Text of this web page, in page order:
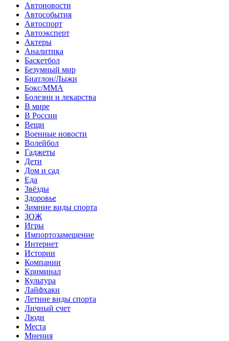
Автоновости
Автособытия
Автоспорт
Автоэксперт
Актеры
Аналитика
Баскетбол
Безумный мир
Биатлон/Лыжи
Бокс/MMA
Болезни и лекарства
В мире
В России
Вещи
Военные новости
Волейбол
Гаджеты
Дети
Дом и сад
Еда
Звёзды
Здоровье
Зимние виды спорта
ЗОЖ
Игры
Импортозамещение
Интернет
Истории
Компании
Криминал
Культура
Лайфхаки
Летние виды спорта
Личный счет
Люди
Места
Мнения